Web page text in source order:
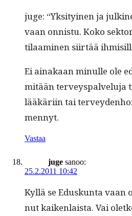
juge: “Yksi­tyi­nen ja
vaan onnis­tu. Koko
tilaami­nen siirtää
Ei ainakaan min­ulle ole
mitään ter­veyspalvelu­ja
lääkäri­in tai
mennyt.
Vastaa
juge sanoo:
25.2.2011 10:42
Kyl­lä se Eduskun­ta
nut kaiken­laista. Vai